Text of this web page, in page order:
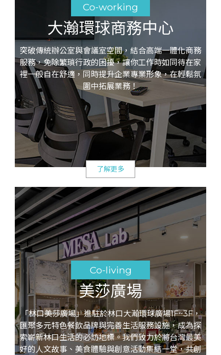
Co-working
大瀚環球商務中心
突破傳統辦公室與會議室空間，結合高端一體化商務
服務，免除繁瑣行政的困擾，讓你工作時如同待在家
裡一般自在舒適，同時提升企業專業形象，在輕鬆氛
圍中拓展業務！
了解更多
Co-living
美莎廣場
「林口美莎廣場」進駐於林口大瀚環球廣場1F~3F，
匯聚多元特色餐飲品牌與完善生活服務設施，成為探
索嶄新林口生活的必訪地標。我們致力於將台灣最美
好的人文故事、美食體驗與創意活動集結一堂，共創